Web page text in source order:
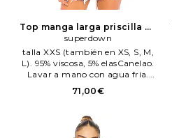
Top manga larga priscilla en
color Marfil superdown
superdown
talla XXS (también en XS, S, M,
L). 95% viscosa, 5% elasCanelao.
Lavar a mano con agua fría.
Tela acaN/Alada. dobladillo con
volante. Importado. ABOR-
71,00€